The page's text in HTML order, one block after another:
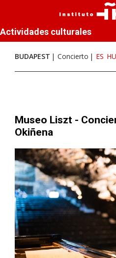
Actividades culturales
BUDAPEST Concierto ES HU
Museo Liszt -
Okiñena